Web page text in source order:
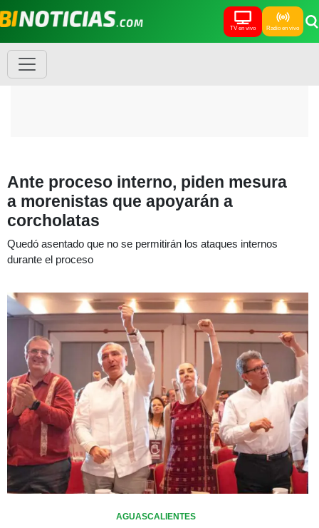
TV en vivo Radio en vivo
Ante proceso interno, piden mesura
a morenistas que apoyarán a
corcholatas
Quedó asentado que no se permitirán los ataques internos
durante el proceso
AGUASCALIENTES